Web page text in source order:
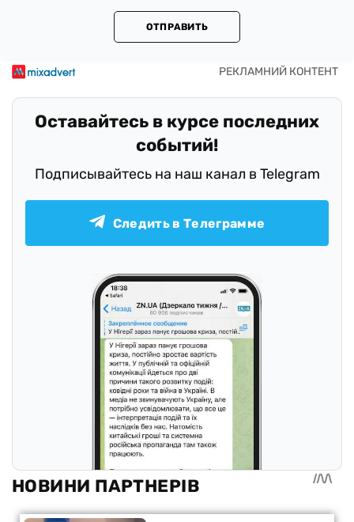
ОТПРАВИТЬ
Оставайтесь в курсе последних
событий!
Подписывайтесь на наш канал в Telegram
Следить в Телеграмме